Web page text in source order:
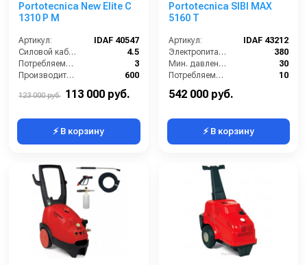
Portotecnica New Elite C
1310 P M
Артикул:
IDAF 40547
Силовой кабель (м):
4.5
Потребляемая мощность (Вт):
3
Производительность (л/ч):
600
123 000 руб. 113 000 руб.
⚡ В корзину
Portotecnica SIBI MAX
5160 T
Артикул:
IDAF 43212
Электропитание (В):
380
Мин. давление (бар):
30
Потребляемая мощность (Вт):
10
542 000 руб.
⚡ В корзину